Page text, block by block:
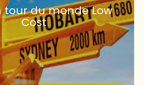
tour du monde Low
Cost